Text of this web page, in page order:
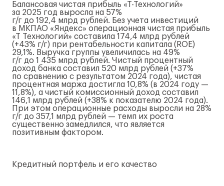
Балансовая чистая прибыль «Т-Технологий»
за 2025 год выросла на 57%
г/г до 192,4 млрд рублей. Без учета инвестиций
в МКП АО «Яндекс» операционная чистая прибыль
«Т Технологий» составила 174,4 млрд рублей
(+43% г/г) при рентабельности капитала (ROE)
29,1%. Выручка группы увеличилась на 49%
г/г до 1 435 млрд рублей. Чистый процентный
доход банка составил 520 млрд рублей (+37%
по сравнению с результатом 2024 года), чистая
процентная маржа достигла 10,8% (в 2024 году —
11,8%), а чистый комиссионный доход составил
146,1 млрд рублей (+38% к показателю 2024 года).
При этом операционные расходы выросли на 28%
г/г до 357,1 млрд рублей — темп их роста
существенно замедлился, что является
позитивным фактором.
Кредитный портфель и его качество